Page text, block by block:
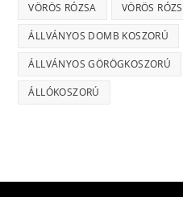
VÖRÖS RÓZSA VÖRÖS
ÁLLVÁNYOS DOMB KOSZORÚ
ÁLLVÁNYOS GÖRÖGKOSZORÚ
ÁLLÓKOSZORÚ